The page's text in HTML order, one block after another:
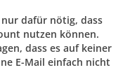
dafür nötig, dass
nutzen können.
dass es auf keiner
E-Mail einfach nicht